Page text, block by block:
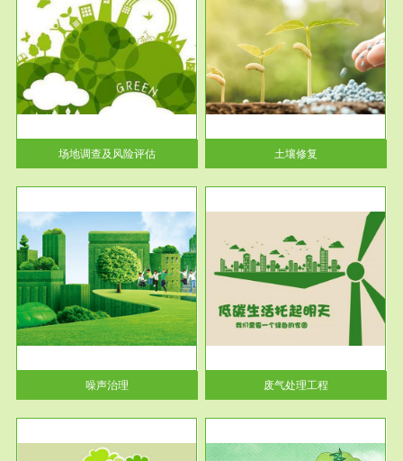
场地调查及风险评估
服务范围
土壤修复
土壤修复
噪声治理
服务范围
废气处理工程
废气处理工程